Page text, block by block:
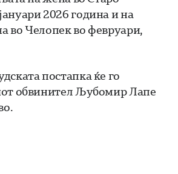
2026 година и на
во Челопек во февруари,
постапка ќе го
обвинител Љубомир Лапе